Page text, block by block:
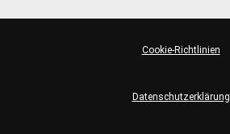
Datenschutzerklärung
Cookie-Richtlinien